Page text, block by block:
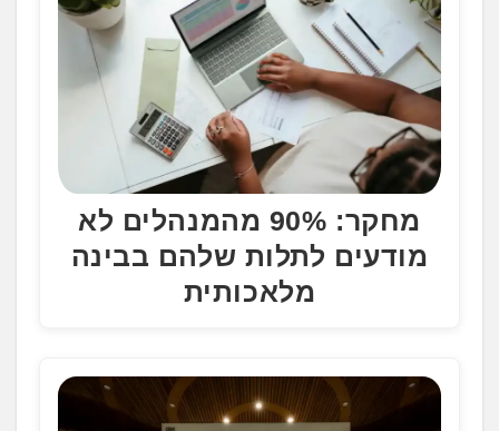
מחקר: 90% מהמנהלים לא
מודעים לתלות שלהם בבינה
מלאכותית